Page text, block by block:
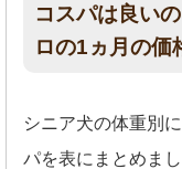
コスパは良い
ロの1ヵ月の価
シニア犬の体重別
パを表にまとめまし